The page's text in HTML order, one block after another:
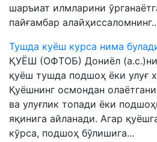
шаръиат илмларини
пайғамбар
Тушда куёш курса нима
ҚУЁШ (ОФТОБ) Дониёл
қуёш тушда подшоҳ ёки улуғ
Қуёшнинг осмондан
ва улуғлик топади ёки
яқинига айланади. Агар
кўрса, подшоҳ бўлишига...